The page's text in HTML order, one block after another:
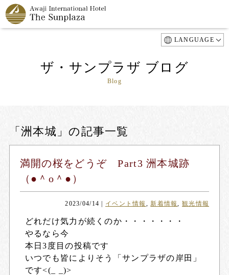
LANGUAGE
ザ・サンプラザ ブログ
Blog
「洲本城」の記事一覧
満開の桜をどうぞ Part3 洲本城跡
（●＾o＾●）
2023/04/14 イベント情報 ,新着情報, 観光情報
どれだけ気力が続くのか・・・・・・・
やるなら今
本日3度目の投稿です
いつでも皆によりそう「サンプラザの岸田」
です<(_ _)>